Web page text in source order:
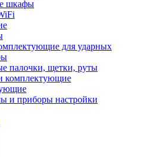
шкафы
для ударных
палочки, щетки, руты
комплектующие
и приборы настройки